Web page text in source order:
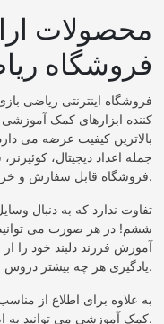
محصولات
فروشگاه
فروشگاه اینترنتی ریاضی
کننده ابزارهای کمک
بالاترین کیفیت عرضه می
جمله اعداد دیجیتال،
فروشگاه قابل سفارش و خریداری می باشد.
تفاوت ندارد که به دنبال
ششم! در هر صورت می
آموزش فرزند دلبند خود را
یادگیری هر چه بیشتر دروس ریاضی و سایر مباحث استفاده نمایید.
به علاوه برای اطلاع از
کمک آموزشی می توانید به این وب سایت مراجعه کنید.